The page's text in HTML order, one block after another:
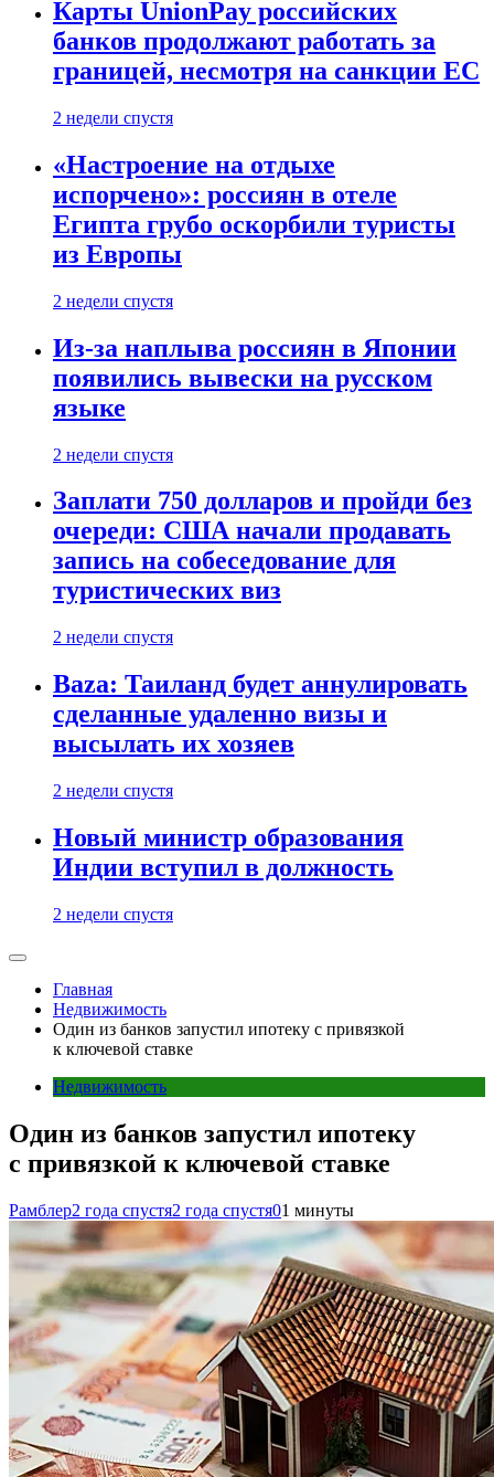
Карты UnionPay российских
банков продолжают работать за
границей, несмотря на санкции ЕС
2 недели спустя
«Настроение на отдыхе
испорчено»: россиян в отеле
Египта грубо оскорбили туристы
из Европы
2 недели спустя
Из-за наплыва россиян в Японии
появились вывески на русском
языке
2 недели спустя
Заплати 750 долларов и пройди без
очереди: США начали продавать
запись на собеседование для
туристических виз
2 недели спустя
Baza: Таиланд будет аннулировать
сделанные удаленно визы и
высылать их хозяев
2 недели спустя
Новый министр образования
Индии вступил в должность
2 недели спустя
Главная
Недвижимость
Один из банков запустил ипотеку с привязкой
к ключевой ставке
Недвижимость
Один из банков запустил ипотеку
с привязкой к ключевой ставке
Рамблер2 года спустя2 года спустя01 минуты